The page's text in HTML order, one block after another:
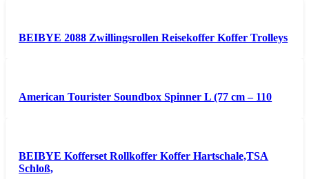
BEIBYE 2088 Zwillingsrollen Reisekoffer Koffer Trolleys
American Tourister Soundbox Spinner L (77 cm – 110
BEIBYE Kofferset Rollkoffer Koffer Hartschale,TSA
Schloß,